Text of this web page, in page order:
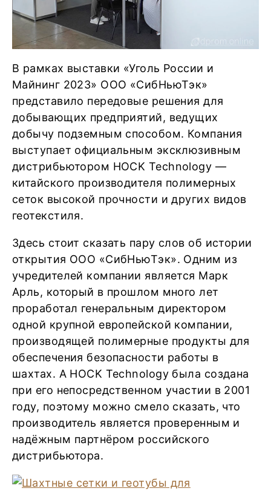
В рамках выставки «Уголь России и
Майнинг 2023» ООО «СибНьюТэк»
представило передовые решения для
добывающих предприятий, ведущих
добычу подземным способом. Компания
выступает официальным эксклюзивным
дистрибьютором HOCK Technology —
китайского производителя полимерных
сеток высокой прочности и других видов
геотекстиля.
Здесь стоит сказать пару слов об истории
открытия ООО «СибНьюТэк». Одним из
учредителей компании является Марк
Арль, который в прошлом много лет
проработал генеральным директором
одной крупной европейской компании,
производящей полимерные продукты для
обеспечения безопасности работы в
шахтах. А HOCK Technology была создана
при его непосредственном участии в 2001
году, поэтому можно смело сказать, что
производитель является проверенным и
надёжным партнёром российского
дистрибьютора.